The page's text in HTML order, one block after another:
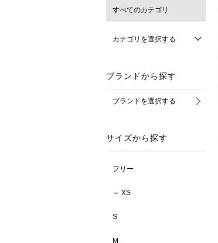
すべてのカテゴリ
カテゴリを選択する
ブランドから探す
ブランドを選択する
サイズから探す
フリー
～ XS
S
M